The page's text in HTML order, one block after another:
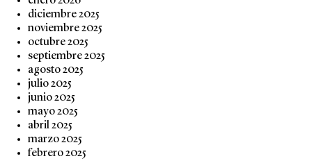
diciembre 2025
noviembre 2025
octubre 2025
septiembre 2025
agosto 2025
julio 2025
junio 2025
mayo 2025
abril 2025
marzo 2025
febrero 2025